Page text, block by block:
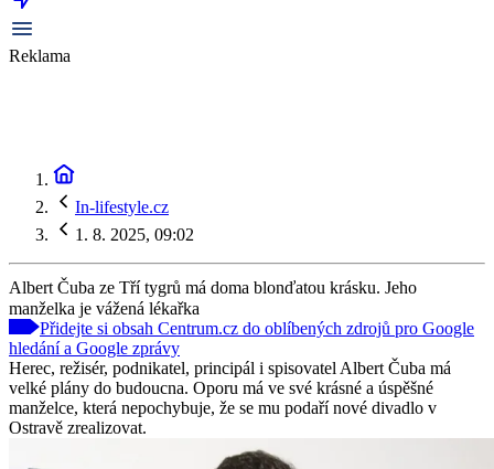
Reklama
In-lifestyle.cz
1. 8. 2025, 09:02
Albert Čuba ze Tří tygrů má doma blonďatou krásku. Jeho
manželka je vážená lékařka
Přidejte si obsah Centrum.cz do oblíbených zdrojů pro Google
hledání a Google zprávy
Herec, režisér, podnikatel, principál i spisovatel Albert Čuba má
velké plány do budoucna. Oporu má ve své krásné a úspěšné
manželce, která nepochybuje, že se mu podaří nové divadlo v
Ostravě zrealizovat.